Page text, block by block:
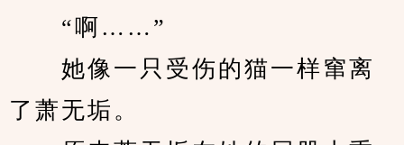
“啊……”
她像一只受伤的猫一样窜离
了萧无垢。